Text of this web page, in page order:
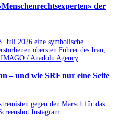
der
– und wie SRF nur eine Seite